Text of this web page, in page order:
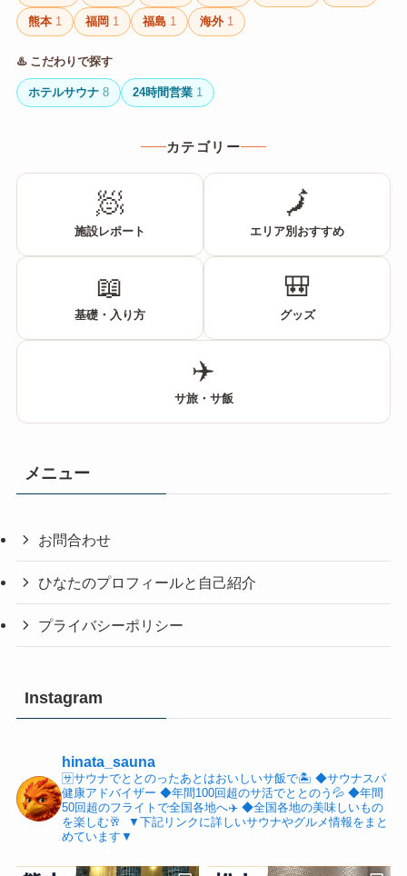
熊本 1 福岡 1 福島 1 海外 1
♨️ こだわりで探す
ホテルサウナ 8 24時間営業 1
カテゴリー
🧖
施設レポート
🗾
エリア別おすすめ
📖
基礎・入り方
🎒
グッズ
✈️
サ旅・サ飯
メニュー
お問合わせ
ひなたのプロフィールと自己紹介
プライバシーポリシー
Instagram
hinata_sauna
🈂️サウナでととのったあとはおいしいサ飯で🏝️ ⁡◆サウナスパ
健康アドバイザー ◆年間100回超のサ活でととのう💦◆年間
50回超のフライトで全国各地へ✈️◆全国各地の美味しいもの
を楽しむ🥂
▼下記リンクに詳しいサウナやグルメ情報をまと
めています▼